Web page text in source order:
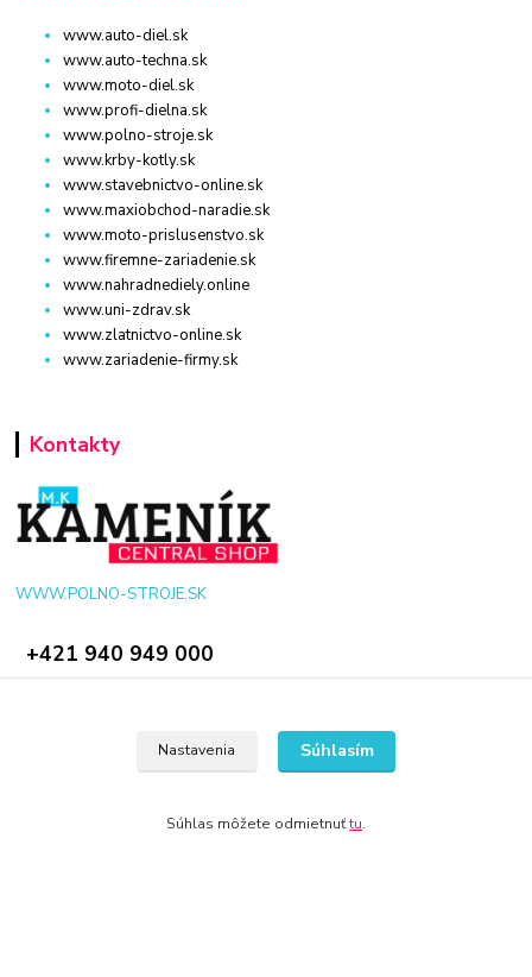
www.auto-diel.sk
www.auto-techna.sk
www.moto-diel.sk
www.profi-dielna.sk
www.polno-stroje.sk
www.krby-kotly.sk
www.stavebnictvo-online.sk
www.maxiobchod-naradie.sk
www.moto-prislusenstvo.sk
www.firemne-zariadenie.sk
www.nahradnediely.online
www.uni-zdrav.sk
www.zlatnictvo-online.sk
www.zariadenie-firmy.sk
Kontakty
WWW.POLNO-STROJE.SK
+421 940 949 000
Nastavenia Súhlasím
Súhlas môžete odmietnuťtu.